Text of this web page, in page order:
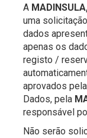
A
uma
dados
apenas os
registo /
aprovados
Dados, pela
responsável
Não serão